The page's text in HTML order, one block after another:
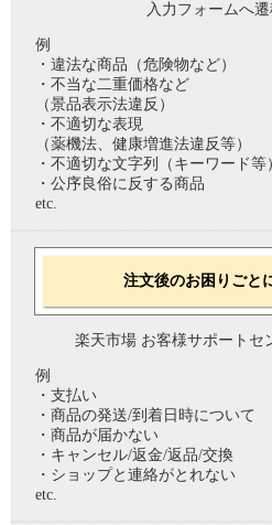
入力フォームへ遷
例
・違法な商品（危険物など）
・不当な二重価格など
（景品表示法違反）
・不適切な表現
（薬機法、健康増進法違反等）
・不適切な文字列（キーワード等
・公序良俗に反する商品
etc.
注文後のお困りごと
楽天市場 お客様サポートセ
例
・支払い
・商品の発送/到着日時について
・商品が届かない
・キャンセル/返金/返品/交換
・ショップと連絡がとれない
etc.